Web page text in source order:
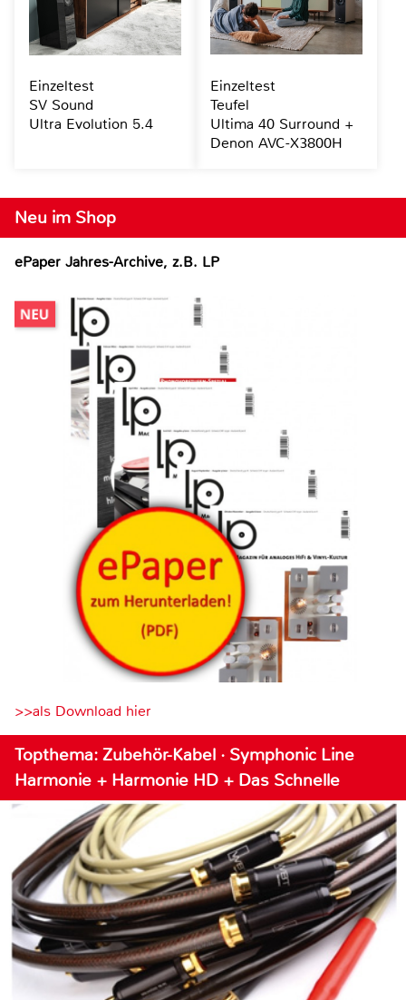
Neu im Shop
ePaper Jahres-Archive, z.B. LP
>>als Download hier
Topthema: Zubehör-Kabel · Symphonic Line
Harmonie + Harmonie HD + Das Schnelle
Einzeltest
SV Sound
Ultra Evolution 5.4
Einzeltest
Teufel
Ultima 40 Surround +
Denon AVC-X3800H